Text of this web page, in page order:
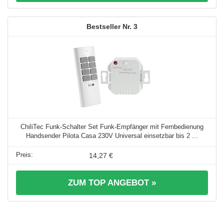
3
ChiliTec Funk-Schalter Set Funk-Empfänger mit Fernbedienung
Handsender Pilota Casa 230V Universal einsetzbar bis 2 ...
14,27 €
ZUM TOP ANGEBOT »